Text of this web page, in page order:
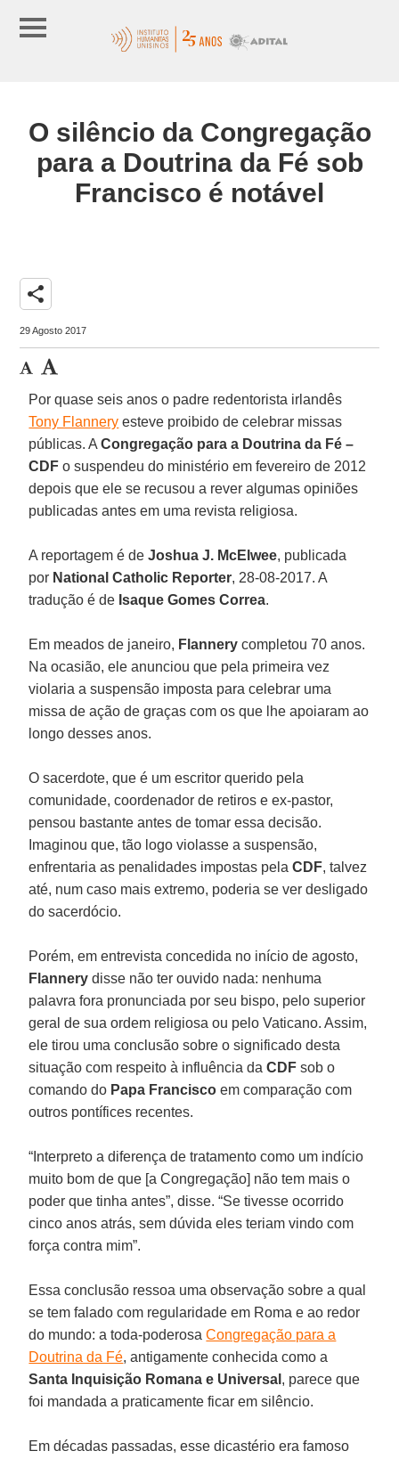
O silêncio da Congregação
para a Doutrina da Fé sob
Francisco é notável
share
29 Agosto 2017
Por quase seis anos o padre redentorista irlandês
Tony Flannery esteve proibido de celebrar missas
públicas. ACongregação para a Doutrina da Fé –
CDF o suspendeu do ministério em fevereiro de 2012
depois que ele se recusou a rever algumas opiniões
publicadas antes em uma revista religiosa.
A reportagem é deJoshua J. McElwee, publicada
por National Catholic Reporter, 28-08-2017. A
tradução é de Isaque Gomes Correa.
Em meados de janeiro, Flannery completou 70 anos.
Na ocasião, ele anunciou que pela primeira vez
violaria a suspensão imposta para celebrar uma
missa de ação de graças com os que lhe apoiaram ao
longo desses anos.
O sacerdote, que é um escritor querido pela
comunidade, coordenador de retiros e ex-pastor,
pensou bastante antes de tomar essa decisão.
Imaginou que, tão logo violasse a suspensão,
enfrentaria as penalidades impostas pelaCDF, talvez
até, num caso mais extremo, poderia se ver desligado
do sacerdócio.
Porém, em entrevista concedida no início de agosto,
Flannery disse não ter ouvido nada: nenhuma
palavra fora pronunciada por seu bispo, pelo superior
geral de sua ordem religiosa ou pelo Vaticano. Assim,
ele tirou uma conclusão sobre o significado desta
situação com respeito à influência daCDF sob o
comando do Papa Francisco em comparação com
outros pontífices recentes.
“Interpreto a diferença de tratamento como um indício
muito bom de que [a Congregação] não tem mais o
poder que tinha antes”, disse. “Se tivesse ocorrido
cinco anos atrás, sem dúvida eles teriam vindo com
força contra mim”.
Essa conclusão ressoa uma observação sobre a qual
se tem falado com regularidade em Roma e ao redor
do mundo: a toda-poderosaCongregação para a
Doutrina da Fé, antigamente conhecida como a
Santa Inquisição Romana e Universal , parece que
foi mandada a praticamente ficar em silêncio.
Em décadas passadas, esse dicastério era famoso